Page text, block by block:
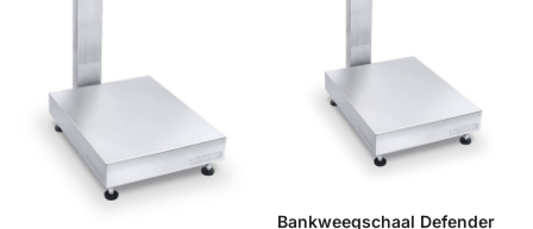
Bankweegschaal Defender